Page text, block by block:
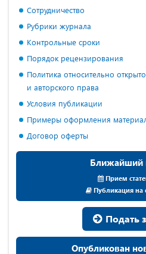
Сотрудничество
Рубрики журнала
Контрольные сроки
Порядок рецензирования
Политика относительно
и авторского права
Условия публикации
Примеры оформления
Договор оферты
Ближайший
Прием
Публикация на
Подать
Опубликован